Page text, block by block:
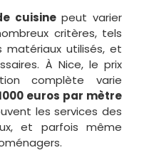
cuisinepeut varier
critères, tels
utilisés, et
À Nice, le prix
complète varie
euros par mètre
les services des
et parfois même